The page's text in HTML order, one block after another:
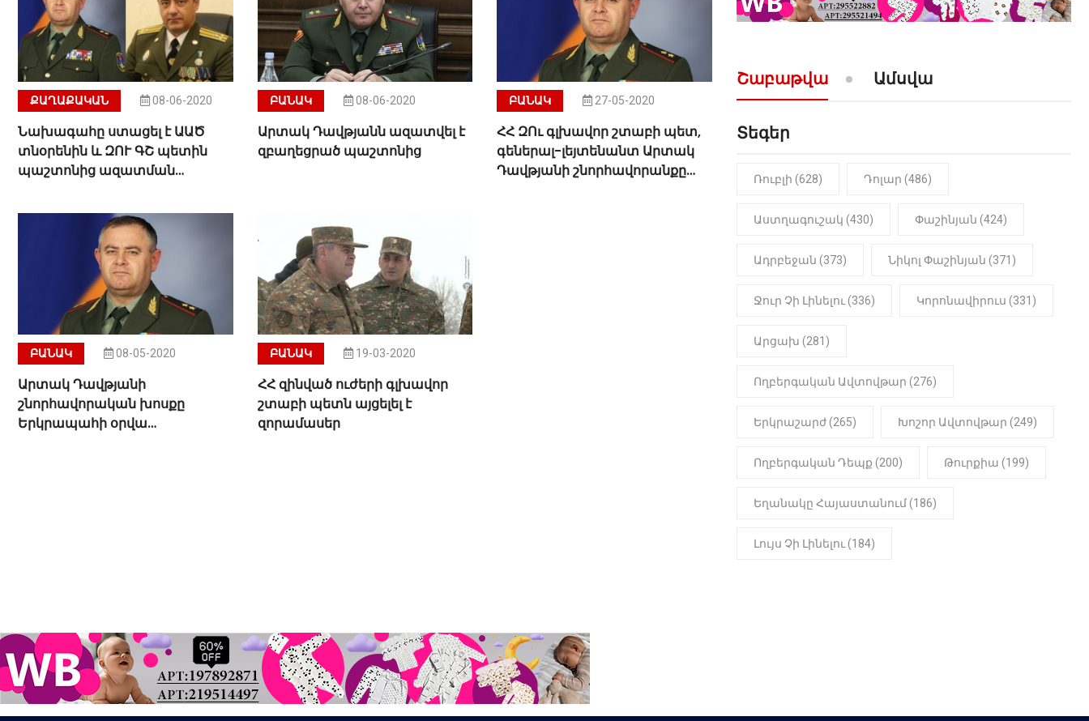
ՔԱՂԱՔԱԿԱՆ 08-06-2020
Նախագահը ստացել է ԱԱԾ
տնօրենին և ԶՈՒ ԳՇ պետին
պաշտոնից ազատման
ԲԱՆԱԿ 08-06-2020
Արտակ Դավթյանն ազատվել է
զբաղեցրած պաշտոնից
ԲԱՆԱԿ 27-05-2020
ՀՀ ԶՈւ գլխավոր շտաբի պետ,
գեներալ-լեյտենանտ Արտակ
Դավթյանի շնորհավորանքը
ԲԱՆԱԿ 08-05-2020
Արտակ Դավթյանի
շնորհավորական խոսքը
Երկրապահի օրվա
ԲԱՆԱԿ 19-03-2020
ՀՀ զինված ուժերի գլխավոր
շտաբի պետն այցելել է
զորամասեր
ՔԱՂԱՔԱԿԱՆ 10:52
«Լեզվիդ տալու փոխարեն
Սաղաթելյան (տեսանյութ)
Շաբաթվա Ամսվա
Տեգեր
Ռուբլի (628) Դոլար (486)
Աստղագուշակ (430) Փաշինյան (424)
Ադրբեջան (373) Նիկոլ Փաշինյան (371)
Ջուր Չի Լինելու (336) Կորոնավիրուս (331)
Արցախ (281)
Ողբերգական Ավտովթար (276)
Երկրաշարժ (265) Խոշոր Ավտովթար (249)
Ողբերգական Դեպք (200) Թուրքիա (199)
Եղանակը Հայաստանում (186)
Լույս Չի Լինելու (184)